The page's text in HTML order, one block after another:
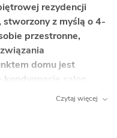
rezydencji
z myślą o 4-
przestronne,
domu jest
salon
wyjątkowegoCzytaj więcej